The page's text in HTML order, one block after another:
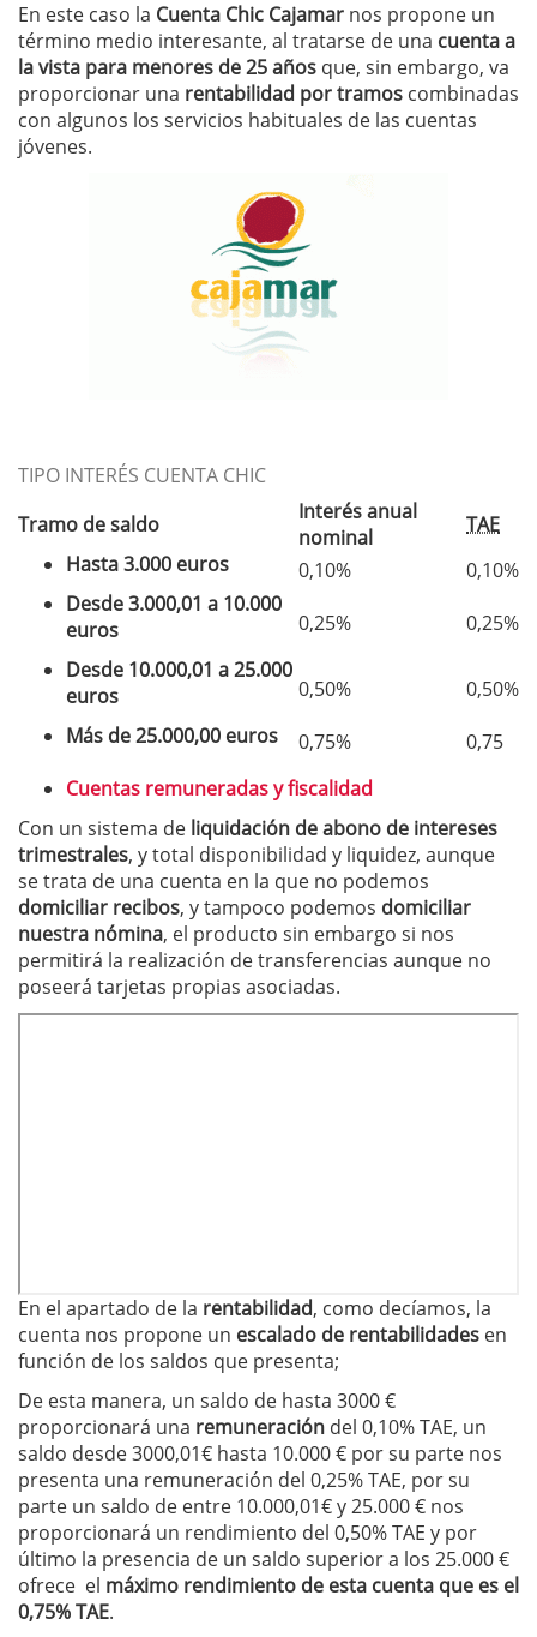
En este caso la Cuenta Chic Cajamar nos propone un
término medio interesante, al tratarse de una cuenta a
la vista para menores de 25 años que, sin embargo, va
proporcionar una rentabilidad por tramos combinadas
con algunos los servicios habituales de las cuentas
jóvenes.
TIPO INTERÉS CUENTA CHIC
Tramo de saldo
Interés anual
nominal
TAE
Hasta 3.000 euros
0,10%
0,10%
Desde 3.000,01 a 10.000
euros
0,25%
0,25%
Desde 10.000,01 a 25.000
euros
0,50%
0,50%
Más de 25.000,00 euros
0,75%
0,75
Cuentas remuneradas y fiscalidad
Con un sistema de liquidación de abono de intereses
trimestrales, y total disponibilidad y liquidez, aunque
se trata de una cuenta en la que no podemos
domiciliar recibos, y tampoco podemos domiciliar
nuestra nómina, el producto sin embargo si nos
permitirá la realización de transferencias aunque no
poseerá tarjetas propias asociadas.
En el apartado de la rentabilidad, como decíamos, la
cuenta nos propone un escalado de rentabilidades en
función de los saldos que presenta;
De esta manera, un saldo de hasta 3000 €
proporcionará una remuneración del 0,10% TAE, un
saldo desde 3000,01€ hasta 10.000 € por su parte nos
presenta una remuneración del 0,25% TAE, por su
parte un saldo de entre 10.000,01€ y 25.000 € nos
proporcionará un rendimiento del 0,50% TAE y por
último la presencia de un saldo superior a los 25.000 €
ofrece el máximo rendimiento de esta cuenta que es el
0,75% TAE.